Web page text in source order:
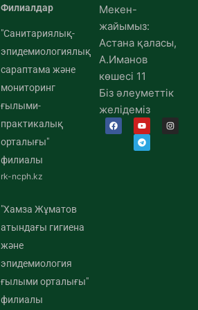
Филиалдар
"Санитариялық-
эпидемиологиялық
сараптама және
мониторинг
ғылыми-
практикалық
орталығы"
филиалы
rk-ncph.kz
"Хамза Жұматов
атындағы гигиена
және
эпидемиология
ғылыми орталығы"
филиалы
Мекен-
жайымыз:
Астана қаласы,
А.Иманов
көшесі 11
Біз әлеуметтік
желідеміз